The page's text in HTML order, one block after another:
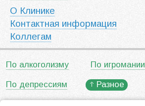
О Клинике
Контактная информация
Коллегам
По алкоголизму По игромании
По депрессиям Разное